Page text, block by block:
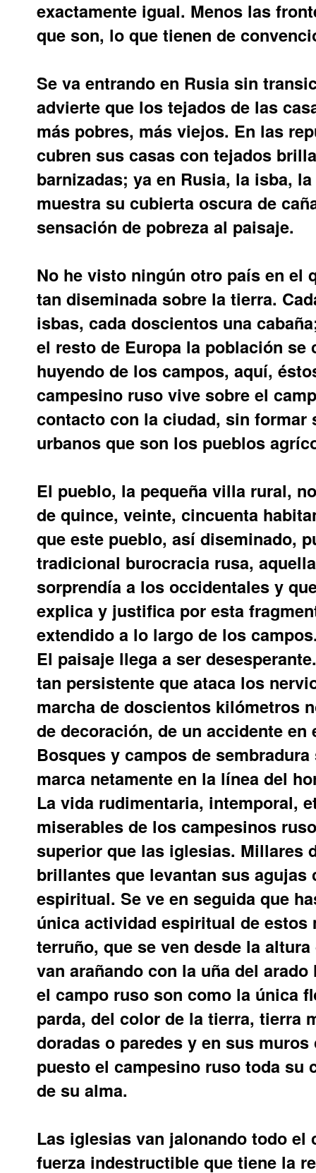
exactamente igual. Menos las
que son, lo que tienen de
Se va entrando en Rusia sin
advierte que los tejados de las
más pobres, más viejos. En las
cubren sus casas con tejados
barnizadas; ya en Rusia, la isba,
muestra su cubierta oscura de
sensación de pobreza al paisaje.
No he visto ningún otro país en el
tan diseminada sobre la tierra.
isbas, cada doscientos una
el resto de Europa la población se
huyendo de los campos, aquí,
campesino ruso vive sobre el
contacto con la ciudad, sin formar
urbanos que son los pueblos
El pueblo, la pequeña villa rural,
de quince, veinte, cincuenta
que este pueblo, así diseminado,
tradicional burocracia rusa,
sorprendía a los occidentales y
explica y justifica por esta
extendido a lo largo de los
El paisaje llega a ser
tan persistente que ataca los
marcha de doscientos kilómetros
de decoración, de un accidente
Bosques y campos de
marca netamente en la línea del
La vida rudimentaria, intemporal,
miserables de los campesinos
superior que las iglesias. Millares
brillantes que levantan sus
espiritual. Se ve en seguida que
única actividad espiritual de estos
terruño, que se ven desde la
van arañando con la uña del
el campo ruso son como la única
parda, del color de la tierra, tierra
doradas o paredes y en sus
puesto el campesino ruso toda su
de su alma.
Las iglesias van jalonando todo el
fuerza indestructible que tiene la